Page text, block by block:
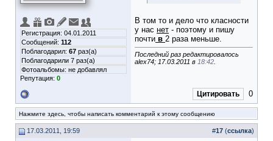
Регистрация: 04.01.2011
Сообщений: 112
Поблагодарил: 67 раз(а)
Поблагодарили 7 раз(а)
Фотоальбомы: не добавлял
Репутация: 0
В том то и дело что класности
у нас нет - поэтому и пишу
почти в 2 раза меньше.
Последний раз редактировалось
alex74; 17.03.2011 в 18:42
Цитировать 0
Нажмите здесь, чтобы написать комментарий к этому сообщению
17.03.2011, 19:59 #17 (ссылка)